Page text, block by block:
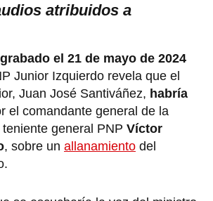
atribuidos a
el 21 de mayo de 2024
Junior Izquierdo revela que el
Juan José Santiváñez, habría
el comandante general de la
general PNP Víctor
, sobre un allanamiento del